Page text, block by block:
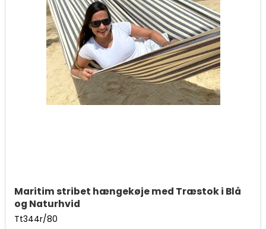
Maritim stribet hængekøje med Træstok i Blå
og Naturhvid
Tt344r/80